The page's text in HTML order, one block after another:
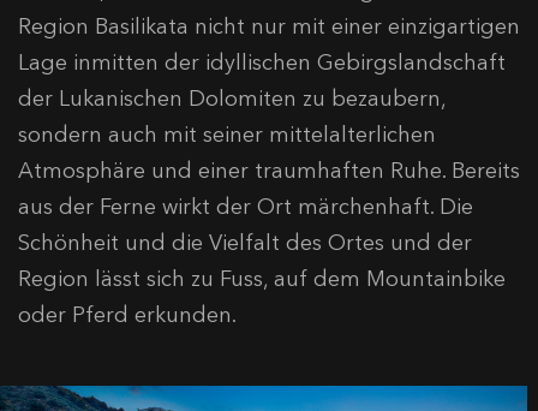
Region Basilikata nicht nur mit einer einzigartigen
Lage inmitten der idyllischen Gebirgslandschaft
der Lukanischen Dolomiten zu bezaubern,
sondern auch mit seiner mittelalterlichen
Atmosphäre und einer traumhaften Ruhe. Bereits
aus der Ferne wirkt der Ort märchenhaft. Die
Schönheit und die Vielfalt des Ortes und der
Region lässt sich zu Fuss, auf dem Mountainbike
oder Pferd erkunden.